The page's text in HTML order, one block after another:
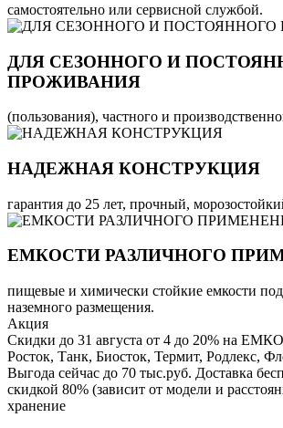
самостоятельно или сервисной службой.
ДЛЯ СЕЗОННОГО И
ПРОЖИВАНИЯ
(пользования), частного и
НАДЕЖНАЯ КОНСТРУКЦИЯ
гарантия до 25 лет, прочный,
ЕМКОСТИ РАЗЛИЧНОГО
пищевые и химически стойкие емкости
наземного размещения.
Акция
Скидки до 31 августа от 4 до 20% на
Росток, Танк, Биосток, Термит, Родлекс,
Выгода сейчас до 70 тыс.руб. Доставка
скидкой 80% (зависит от модели и
хранение